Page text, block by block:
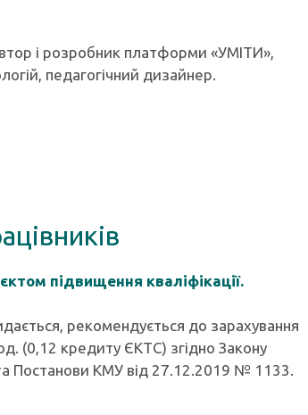
і розробник платформи «УМІТИ»,
педагогічний дизайнер.
підвищення кваліфікації.
рекомендується до зарахування
(0,12 кредиту ЄКТС) згідно Закону
Постанови КМУ від 27.12.2019 № 1133.